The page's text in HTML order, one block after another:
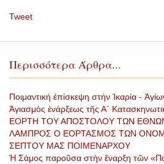
Tweet
Περισσότερα Άρθρα...
Ποιμαντική ἐπίσκεψη στήν Ἰκαρία -
Ἀγιασμὸς ἐνάρξεως τῆς Α΄
ΕΟΡΤΗ ΤΟΥ ΑΠΟΣΤΟΛΟΥ ΤΩΝ
ΛΑΜΠΡΟΣ Ο ΕΟΡΤΑΣΜΟΣ ΤΩΝ
ΣΕΠΤΟΥ ΜΑΣ ΠΟΙΜΕΝΑΡΧΟΥ
Ἡ Σάμος παροῦσα στὴν ἔναρξη τῶν